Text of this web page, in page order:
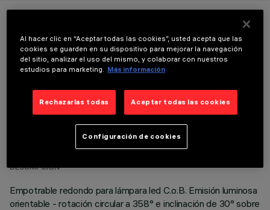
COLOR
DATOS TÉCNICOS
ÚLTIMA ACTUALIZACIÓN: 01/08/2026
DESCRIPCIÓN
Empotrable redondo para lámpara led C.o.B. Emisión luminosa
orientable - rotación circular a 358° e inclinación de 30° sobre
Al hacer clic en “Aceptar todas las cookies”, usted acepta que las
cookies se guarden en su dispositivo para mejorar la navegación
del sitio, analizar el uso del mismo, y colaborar con nuestros
estudios para marketing.
Más información
Rechazarlas todas Aceptar todas las cookies
Configuración de cookies